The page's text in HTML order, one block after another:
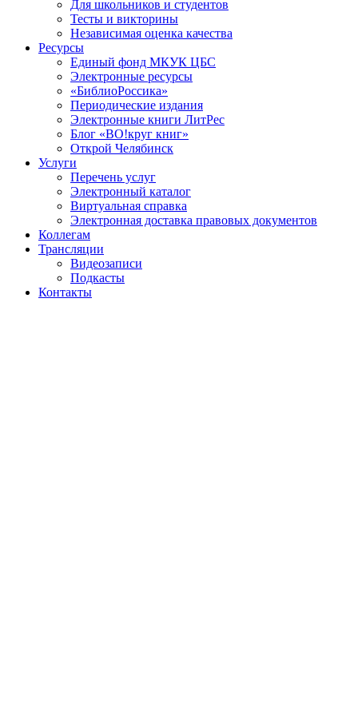
Для школьников и студентов
Тесты и викторины
Независимая оценка качества
Ресурсы
Единый фонд МКУК ЦБС
Электронные ресурсы
«БиблиоРоссика»
Периодические издания
Электронные книги ЛитРес
Блог «ВО!круг книг»
Открой Челябинск
Услуги
Перечень услуг
Электронный каталог
Виртуальная справка
Электронная доставка правовых документов
Коллегам
Трансляции
Видеозаписи
Подкасты
Контакты